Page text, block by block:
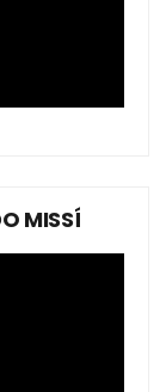
MISSÍ